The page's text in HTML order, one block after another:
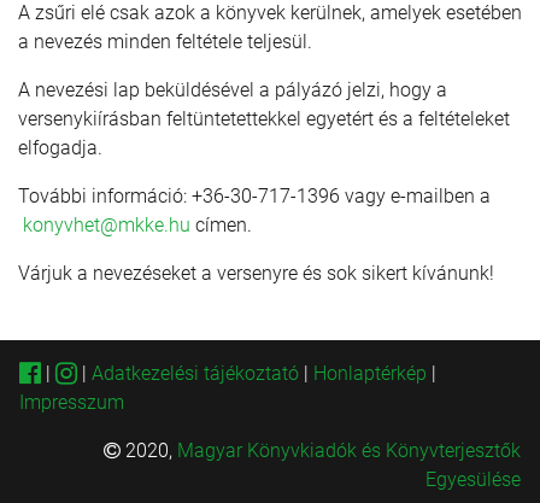
A zsűri elé csak azok a könyvek kerülnek, amelyek esetében
a nevezés minden feltétele teljesül.
A nevezési lap beküldésével a pályázó jelzi, hogy a
versenykiírásban feltüntetettekkel egyetért és a feltételeket
elfogadja.
További információ: +36-30-717-1396 vagy e-mailben a
konyvhet@mkke.hu címen.
Várjuk a nevezéseket a versenyre és sok sikert kívánunk!
| | Adatkezelési tájékoztató | Honlaptérkép |
Impresszum
2020, Magyar Könyvkiadók és Könyvterjesztők
Egyesülése